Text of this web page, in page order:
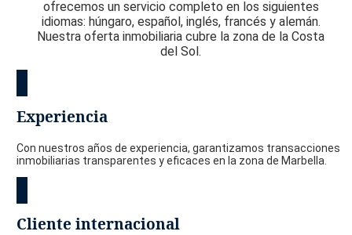
ofrecemos un servicio completo en los siguientes
idiomas: húngaro, español, inglés, francés y alemán.
Nuestra oferta inmobiliaria cubre la zona de la Costa
del Sol.
Experiencia
Con nuestros años de experiencia, garantizamos transacciones
inmobiliarias transparentes y eficaces en la zona de Marbella.
Cliente internacional